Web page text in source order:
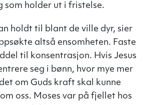
som holder ut i fristelse.
holdt til blant de ville dyr, sier
altså ensomheten. Faste
til konsentrasjon. Hvis Jesus
seg i bønn, hvor mye mer
om Guds kraft skal kunne
oss. Moses var på fjellet hos